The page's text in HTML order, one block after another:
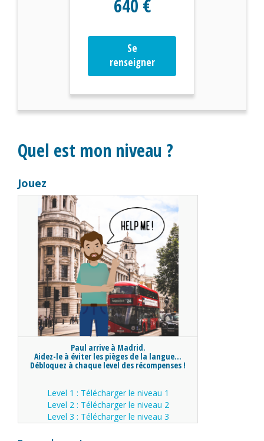
640 €
Se
renseigner
Quel est mon niveau ?
Jouez
Paul arrive à Madrid.
Aidez-le à éviter les pièges de la langue...
Débloquez à chaque level des récompenses !
Level 1 : Télécharger le niveau 1
Level 2 : Télécharger le niveau 2
Level 3 : Télécharger le niveau 3